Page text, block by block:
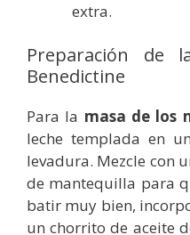
extra.
Preparación de
Benedictine
Para la masa de los
leche templada en
levadura. Mezcle con
de mantequilla para
batir muy bien,
un chorrito de aceite